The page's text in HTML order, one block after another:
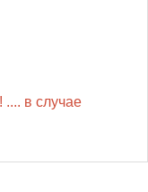
в случае